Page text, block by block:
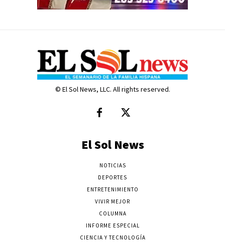
© El Sol News, LLC. All rights reserved.
El Sol News
NOTICIAS
DEPORTES
ENTRETENIMIENTO
VIVIR MEJOR
COLUMNA
INFORME ESPECIAL
CIENCIA Y TECNOLOGÍA